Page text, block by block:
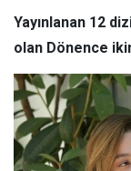
Yayınlanan 12
olan Dönence